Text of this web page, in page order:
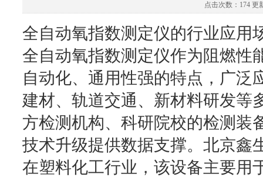
点击次数：174 更
全自动氧指数测定仪的行业应用
全自动氧指数测定仪作为阻燃性
自动化、通用性强的特点，广泛
建材、轨道交通、新材料研发等
方检测机构、科研院校的检测装
技术升级提供数据支撑。北京鑫
在塑料化工行业，该设备主要用